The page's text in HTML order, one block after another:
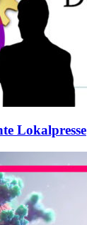
Lokalpresse